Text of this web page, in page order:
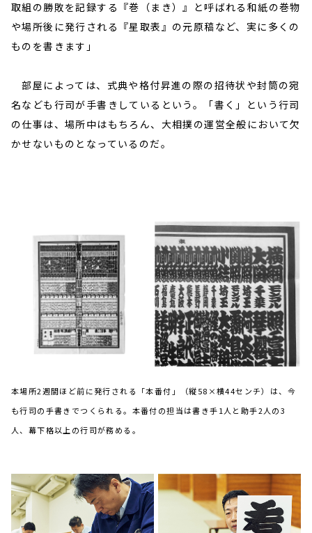
取組の勝敗を記録する『巻（まき）』と呼ばれる和紙の巻物
や場所後に発行される『星取表』の元原稿など、実に多くの
ものを書きます」
部屋によっては、式典や格付昇進の際の招待状や封筒の宛
名なども行司が手書きしているという。「書く」という行司
の仕事は、場所中はもちろん、大相撲の運営全般において欠
かせないものとなっているのだ。
本場所2週間ほど前に発行される「本番付」（縦58×横44センチ）は、今
も行司の手書きでつくられる。本番付の担当は書き手1人と助手2人の3
人、幕下格以上の行司が務める。